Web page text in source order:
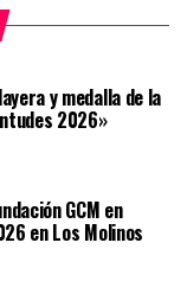
y medalla de la
2026»
GCM en
en Los Molinos